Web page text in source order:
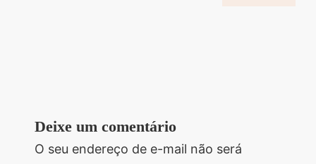
Deixe um comentário
O seu endereço de e-mail não será